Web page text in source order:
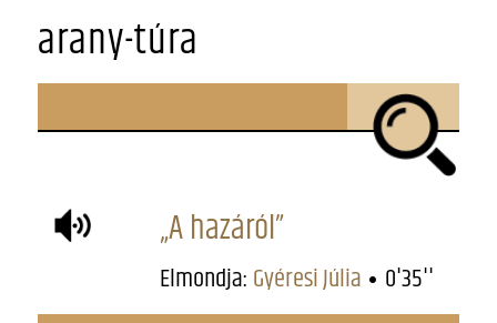
arany-túra
„A hazáról”
Elmondja: Gyéresi Júlia 0'35''